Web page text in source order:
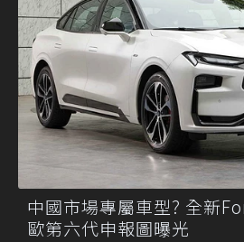
中國市場專屬車型? 全新
歐第六代申報圖曝光